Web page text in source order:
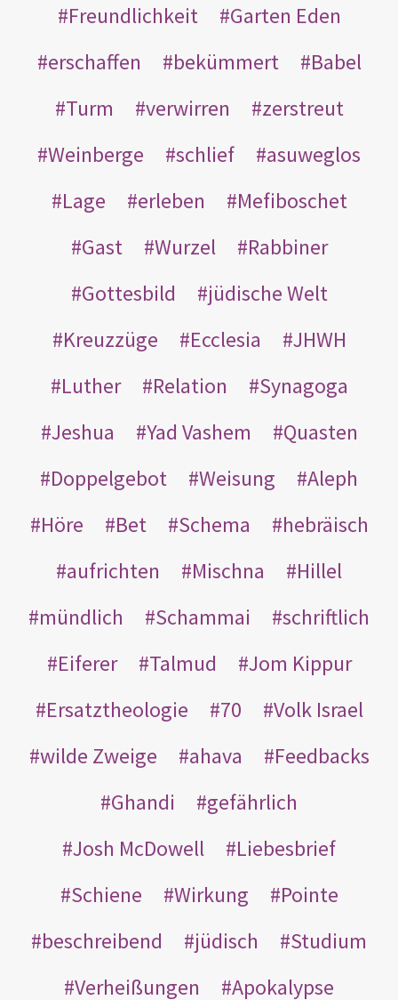
Freundlichkeit
Garten Eden
erschaffen
bekümmert
Babel
Turm
verwirren
zerstreut
Weinberge
schlief
asuweglos
Lage
erleben
Mefiboschet
Gast
Wurzel
Rabbiner
Gottesbild
jüdische Welt
Kreuzzüge
Ecclesia
JHWH
Luther
Relation
Synagoga
Jeshua
Yad Vashem
Quasten
Doppelgebot
Weisung
Aleph
Höre
Bet Schema
hebräisch
aufrichten
Mischna
Hillel
mündlich
Schammai
schriftlich
Eiferer
Talmud
Jom Kippur
Ersatztheologie
70
Volk Israel
wilde Zweige
ahava
Feedbacks
Ghandi
gefährlich
Josh McDowell
Liebesbrief
Schiene
Wirkung
Pointe
beschreibend
jüdisch
Studium
Verheißungen
Apokalypse